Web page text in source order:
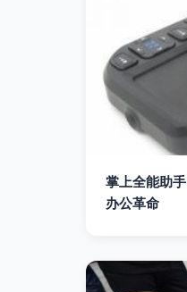
掌上全能助
办公革命